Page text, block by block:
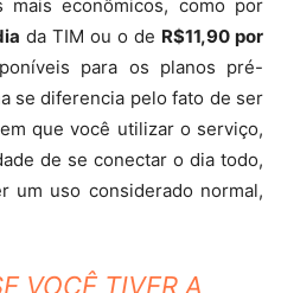
mais econômicos, como por
da TIM ou o de R$11,90 por
para os planos pré-
se diferencia pelo fato de ser
que você utilizar o serviço,
de se conectar o dia todo,
um uso considerado normal,
VOCÊ TIVER A